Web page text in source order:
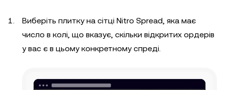
Виберіть плитку на сітці Nitro Spread, яка має
число в колі, що вказує, скільки відкритих ордерів
у вас є в цьому конкретному спреді.